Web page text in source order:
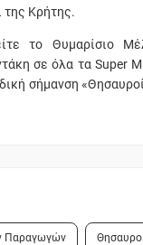
της Κρήτης.
το Θυμαρίσιο
σε όλα τα Super
σήμανση
Παραγωγών